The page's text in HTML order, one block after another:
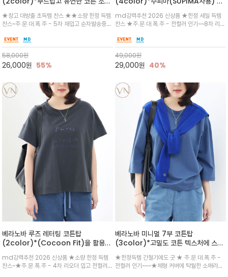
박시한 사이즈임에도 오히려 체형을 슬
림하고 가녀리게 보여줍니다
★창고 대방출 초득템 찬스 ★★소량 한정 득템
찬스~주.문.대.폭.주 - 5차 재입고 순차발송중
몸을 감싸 안는 듯한 여유로운 느낌을 주어, 내추
럴하면서도 한여름까지 입는 프리미엄 코튼/반
바지에 루즈하게 입어도 시크
58,000원
26,000원 55%
는 레터링 티셔츠
md강력추천 2026 신상품 ★한정 세일 득템
찬스 ★주.문.대.폭.주 - 전컬러 인기~~8차 리오
픽이나 컬러 조합을 통해 'Essential'한 무드를
트렌디하게 해석/범용성이 좋아 여름내내 입기
좋은 컬러웨이와 디자인입니다^^
49,000원
29,000원 40%
베라노바 루즈 레터팅 코튼탑
(2color)*(Cocoon Fit)을 활용해
어깨선이 드롭된 오버사이즈 실루엣과
깔끔한 반팔 소매로 편안하고 스타일리
시하게 연출
md강력추천 2026 신상품 ★소량 한정 득템
찬스~★주.문.폭.주 - 4차 리오더 입고 전컬러
베라노바 미니멀 7부 코튼탑
(3color)*고밀도 코튼 텍스처에 스판
이 더해진 원단으로 하나만 입어도 좋은
아이템
★한정득템 간절기에도 굿 ★ 주.문.대.폭.주 -
전컬러 인기~~~★체형 커버에 탁월한 소매라인